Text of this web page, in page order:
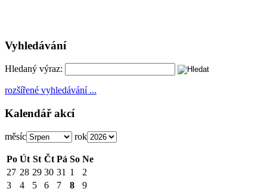
Vyhledávání
Hledaný výraz:
rozšířené vyhledávání ...
Kalendář akcí
měsíc rok
Po Út St Čt Pá So Ne
27 28 29 30 31 1
2
3
4 5 6 7 8
9